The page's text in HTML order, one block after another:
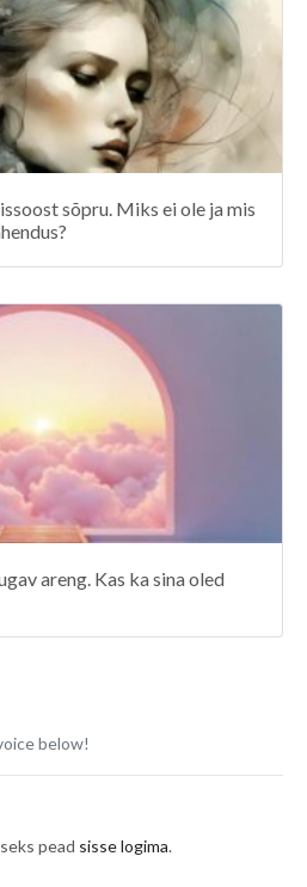
sõpru. Miks ei ole ja mis
areng. Kas ka sina oled
below!
pead sisse logima.